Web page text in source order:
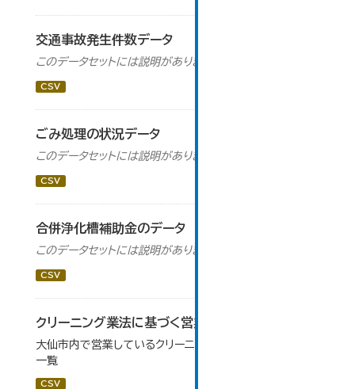
交通事故発生件数データ
このデータセットには説明がありません
CSV
ごみ処理の状況データ
このデータセットには説明がありません
CSV
合併浄化槽補助金のデータ
このデータセットには説明がありません
CSV
クリーニング業法に基づく営業施設一覧
大仙市内で営業しているクリーニング所（工場・取次）施設
一覧
CSV